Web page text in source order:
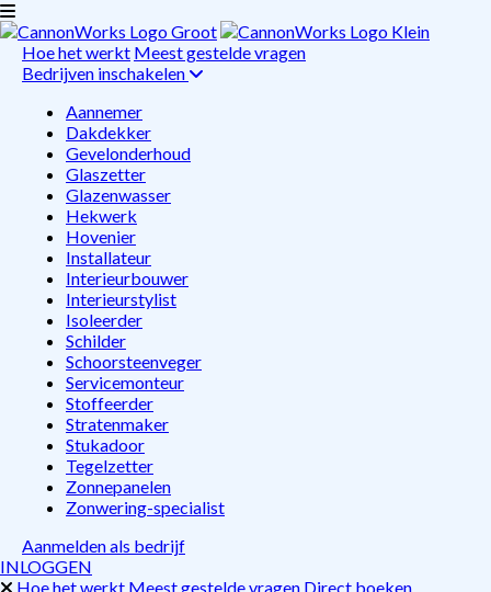
Hoe het werkt Meest gestelde vragen
Bedrijven inschakelen
Aannemer
Dakdekker
Gevelonderhoud
Glaszetter
Glazenwasser
Hekwerk
Hovenier
Installateur
Interieurbouwer
Interieurstylist
Isoleerder
Schilder
Schoorsteenveger
Servicemonteur
Stoffeerder
Stratenmaker
Stukadoor
Tegelzetter
Zonnepanelen
Zonwering-specialist
Aanmelden als bedrijf
INLOGGEN
Hoe het werkt Meest gestelde vragen Direct boeken